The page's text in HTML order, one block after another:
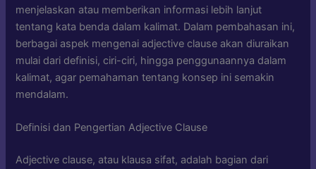
menjelaskan atau memberikan informasi lebih lanjut
tentang kata benda dalam kalimat. Dalam pembahasan ini,
berbagai aspek mengenai adjective clause akan diuraikan
mulai dari definisi, ciri-ciri, hingga penggunaannya dalam
kalimat, agar pemahaman tentang konsep ini semakin
mendalam.
Definisi dan Pengertian Adjective Clause
Adjective clause, atau klausa sifat, adalah bagian dari